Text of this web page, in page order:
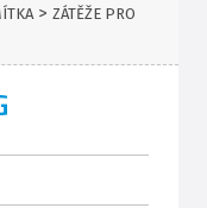
> ZÁTĚŽE PRO